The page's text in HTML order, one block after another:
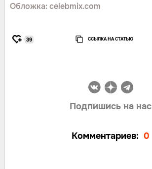
Обложка: celebmix.com
39 ССЫЛКА НА СТАТЬЮ
Подпишись на нас
Комментариев: 0